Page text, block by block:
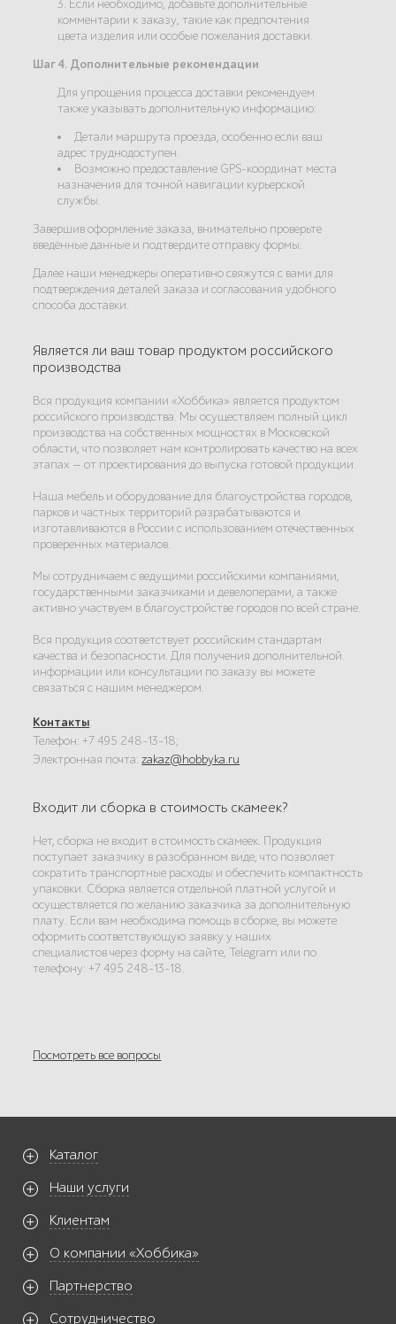
3. Если необходимо, добавьте дополнительные
комментарии к заказу, такие как предпочтения
цвета изделия или особые пожелания доставки.
Шаг 4. Дополнительные рекомендации
Для упрощения процесса доставки рекомендуем
также указывать дополнительную информацию:
Детали маршрута проезда, особенно если ваш
адрес труднодоступен.
Возможно предоставление GPS-координат места
назначения для точной навигации курьерской
службы.
Завершив оформление заказа, внимательно проверьте
введённые данные и подтвердите отправку формы.
Далее наши менеджеры оперативно свяжутся с вами для
подтверждения деталей заказа и согласования удобного
способа доставки.
Является ли ваш товар продуктом российского
производства
Вся продукция компании «Хоббика» является продуктом
российского производства. Мы осуществляем полный цикл
производства на собственных мощностях в Московской
области, что позволяет нам контролировать качество на всех
этапах — от проектирования до выпуска готовой продукции.
Наша мебель и оборудование для благоустройства городов,
парков и частных территорий разрабатываются и
изготавливаются в России с использованием отечественных
проверенных материалов.
Мы сотрудничаем с ведущими российскими компаниями,
государственными заказчиками и девелоперами, а также
активно участвуем в благоустройстве городов по всей стране.
Вся продукция соответствует российским стандартам
качества и безопасности. Для получения дополнительной
информации или консультации по заказу вы можете
связаться с нашим менеджером.
Контакты:
Телефон: +7 495 248-13-18;
Электронная почта:zakaz@hobbyka.ru
Входит ли сборка в стоимость скамеек?
Нет, сборка не входит в стоимость скамеек. Продукция
поступает заказчику в разобранном виде, что позволяет
сократить транспортные расходы и обеспечить компактность
упаковки. Сборка является отдельной платной услугой и
осуществляется по желанию заказчика за дополнительную
плату. Если вам необходима помощь в сборке, вы можете
оформить соответствующую заявку у наших
специалистов через форму на сайте, Telegram или по
телефону: +7 495 248-13-18.
Посмотреть все вопросы
Каталог
Наши услуги
Клиентам
О компании «Хоббика»
Партнерство
Сотрудничество